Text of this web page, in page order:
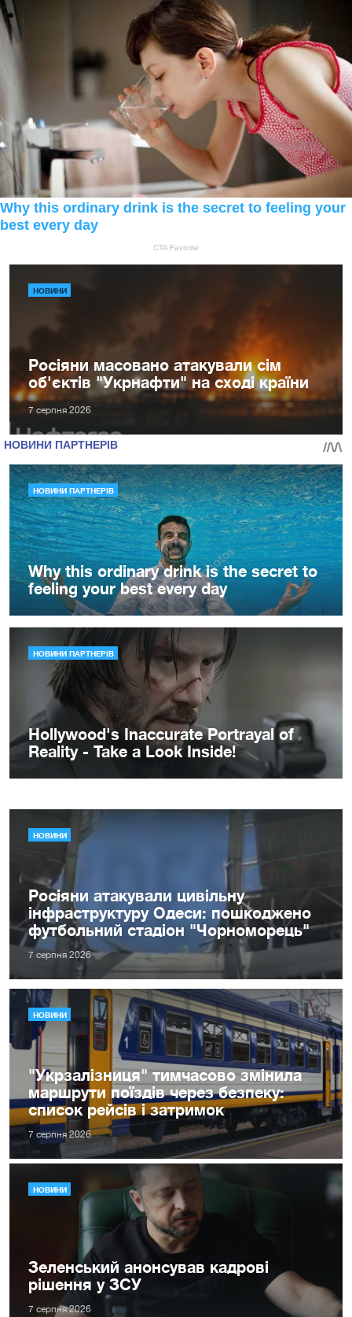
НОВИНИ
Росіяни масовано атакували сім
об'єктів "Укрнафти" на сході країни
7 серпня 2026
НОВИНИ
Росіяни атакували цивільну
інфраструктуру Одеси: пошкоджено
футбольний стадіон "Чорноморець"
7 серпня 2026
НОВИНИ
"Укрзалізниця" тимчасово змінила
маршрути поїздів через безпеку:
список рейсів і затримок
7 серпня 2026
НОВИНИ
Зеленський анонсував кадрові
рішення у ЗСУ
7 серпня 2026